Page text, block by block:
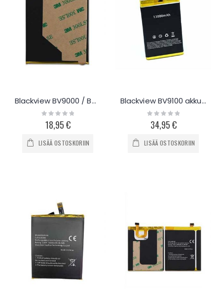
Blackview BV9000 / BV9000 Pro akku 4180mAh
Rating:
0%
18,95 €
LISÄÄ OSTOSKORIIN
Blackview BV9100 akku 13000mAh
Rating:
0%
34,95 €
LISÄÄ OSTOSKORIIN